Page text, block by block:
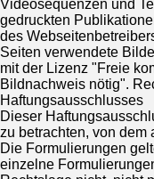
Videosequenzen und
gedruckten
des
Seiten verwendete
mit der Lizenz "Freie
Bildnachweis nötig".
Haftungsausschlusses
Dieser
zu betrachten, von dem
Die Formulierungen
einzelne